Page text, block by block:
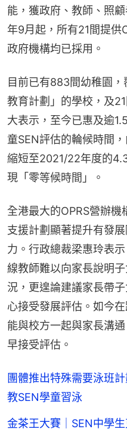
能，獲政府、教師、照
年9月起，所有21間提供
政府機構均已採用。
目前已有883間幼稚園
教育計劃」的學校，及
大表示，至今已惠及逾
童SEN評估的輪候時間
縮短至2021/22年度的
現「零等候時間」。
全港最大的OPRS營辦
支援計劃顯著提升有發
力。行政總裁梁惠玲表
線教師難以向家長說明
況，更遑論建議家長帶
心接受發展評估。如今
能與校方一起與家長溝
早接受評估。
團體推出特殊需要泳班
教SEN學童習泳
金茶王大賽｜SEN中學